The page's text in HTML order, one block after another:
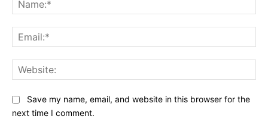
Save my name, email, and website in this browser for the
next time I comment.